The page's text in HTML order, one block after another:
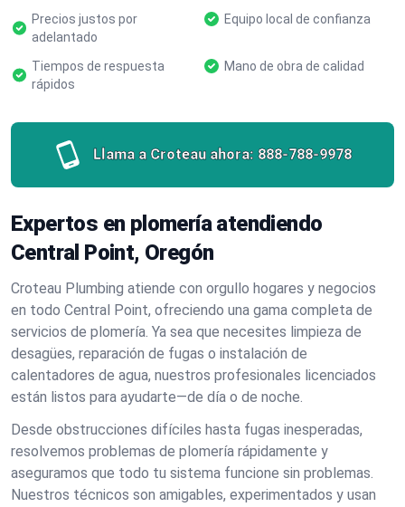
Precios justos por
adelantado
Equipo local de confianza
Tiempos de respuesta
rápidos
Mano de obra de calidad
Llama a Croteau ahora: 888-788-9978
Expertos en plomería atendiendo
Central Point, Oregón
Croteau Plumbing atiende con orgullo hogares y negocios
en todo Central Point, ofreciendo una gama completa de
servicios de plomería. Ya sea que necesites limpieza de
desagües, reparación de fugas o instalación de
calentadores de agua, nuestros profesionales licenciados
están listos para ayudarte—de día o de noche.
Desde obstrucciones difíciles hasta fugas inesperadas,
resolvemos problemas de plomería rápidamente y
aseguramos que todo tu sistema funcione sin problemas.
Nuestros técnicos son amigables, experimentados y usan